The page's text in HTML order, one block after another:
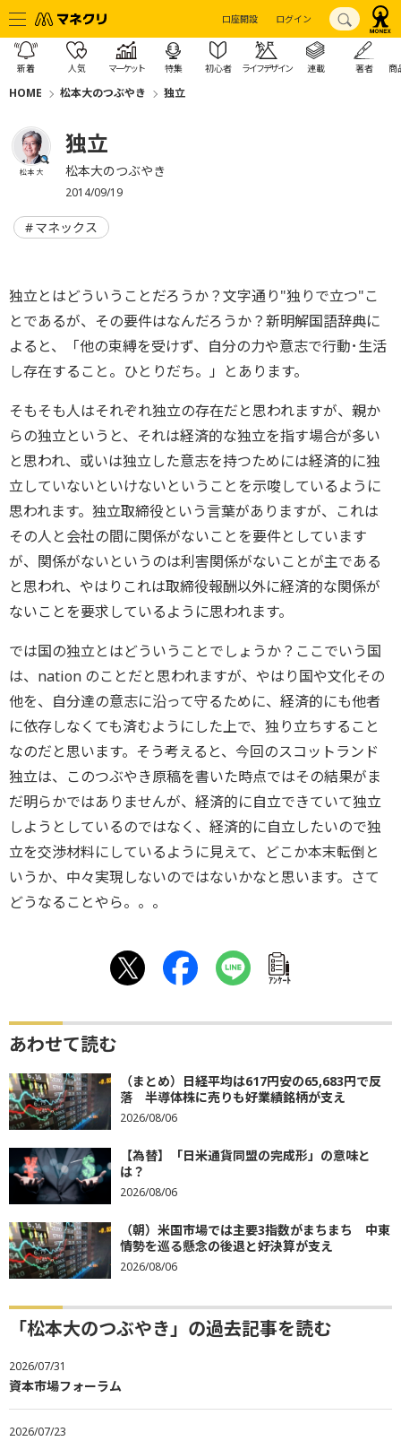
口座開設 ログイン
新着 人気 マーケット 特集 初心者 ライフデザイン 連載 著者 商
HOME 松本大のつぶやき 独立
松本 大
独立
松本大のつぶやき
2014/09/19
マネックス
独立とはどういうことだろうか？文字通り"独りで立つ"こ
とであるが、その要件はなんだろうか？新明解国語辞典に
よると、「他の束縛を受けず、自分の力や意志で行動･生活
し存在すること。ひとりだち。」とあります。
そもそも人はそれぞれ独立の存在だと思われますが、親か
らの独立というと、それは経済的な独立を指す場合が多い
と思われ、或いは独立した意志を持つためには経済的に独
立していないといけないということを示唆しているように
思われます。独立取締役という言葉がありますが、これは
その人と会社の間に関係がないことを要件としています
が、関係がないというのは利害関係がないことが主である
と思われ、やはりこれは取締役報酬以外に経済的な関係が
ないことを要求しているように思われます。
では国の独立とはどういうことでしょうか？ここでいう国
は、nation のことだと思われますが、やはり国や文化その
他を、自分達の意志に沿って守るために、経済的にも他者
に依存しなくても済むようにした上で、独り立ちすること
なのだと思います。そう考えると、今回のスコットランド
独立は、このつぶやき原稿を書いた時点ではその結果がま
だ明らかではありませんが、経済的に自立できていて独立
しようとしているのではなく、経済的に自立したいので独
立を交渉材料にしているように見えて、どこか本末転倒と
いうか、中々実現しないのではないかなと思います。さて
どうなることやら。。。
ｱﾝｹｰﾄ
あわせて読む
（まとめ）日経平均は617円安の65,683円で反
落 半導体株に売りも好業績銘柄が支え
2026/08/06
【為替】「日米通貨同盟の完成形」の意味と
は？
2026/08/06
（朝）米国市場では主要3指数がまちまち 中東
情勢を巡る懸念の後退と好決算が支え
2026/08/06
「松本大のつぶやき」の過去記事を読む
2026/07/31
資本市場フォーラム
2026/07/23